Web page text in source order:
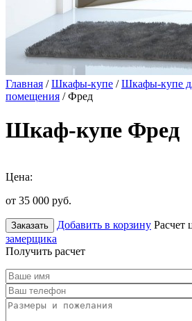
Главная /Шкафы-купе /Шкафы-купе
помещения / Фред
Шкаф-купе Фред
Цена:
от 35 000 руб.
Заказать Добавить в корзину Расчет
замерщика
Получить расчет